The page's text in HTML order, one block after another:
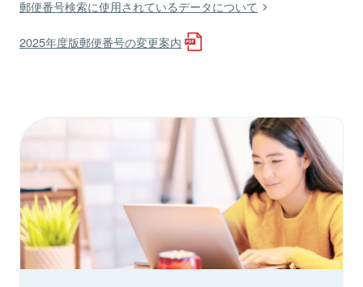
郵便番号検索に使用されているデータについて
2025年度版郵便番号の変更案内